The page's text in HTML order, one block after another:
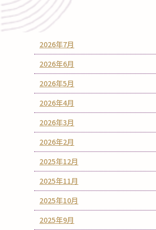
2026年7月
2026年6月
2026年5月
2026年4月
2026年3月
2026年2月
2025年12月
2025年11月
2025年10月
2025年9月